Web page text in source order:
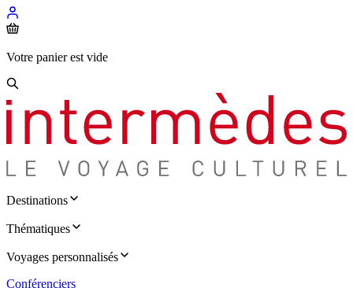
Votre panier est vide
Destinations
Thématiques
Voyages personnalisés
Conférenciers